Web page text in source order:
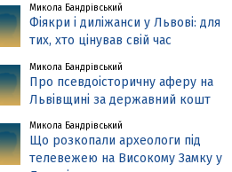
Микола Бандрівський
Фіякри і диліжанси у Львові: для
тих, хто цінував свій час
Микола Бандрівський
Про псевдоісторичну аферу на
Львівщині за державний кошт
Микола Бандрівський
Що розкопали археологи під
телевежею на Високому Замку у